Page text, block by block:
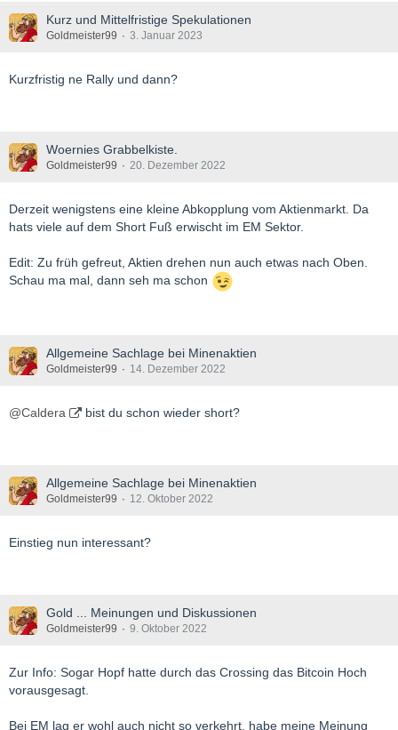
Kurz und Mittelfristige Spekulationen
Goldmeister99 3. Januar 2023
Kurzfristig ne Rally und dann?
Woernies Grabbelkiste.
Goldmeister99 20. Dezember 2022
Derzeit wenigstens eine kleine Abkopplung vom Aktienmarkt. Da
hats viele auf dem Short Fuß erwischt im EM Sektor.
Edit: Zu früh gefreut, Aktien drehen nun auch etwas nach Oben.
Schau ma mal, dann seh ma schon
Allgemeine Sachlage bei Minenaktien
Goldmeister99 14. Dezember 2022
@Caldera bist du schon wieder short?
Allgemeine Sachlage bei Minenaktien
Goldmeister99 12. Oktober 2022
Einstieg nun interessant?
Gold ... Meinungen und Diskussionen
Goldmeister99 9. Oktober 2022
Zur Info: Sogar Hopf hatte durch das Crossing das Bitcoin Hoch
vorausgesagt.
Bei EM lag er wohl auch nicht so verkehrt, habe meine Meinung